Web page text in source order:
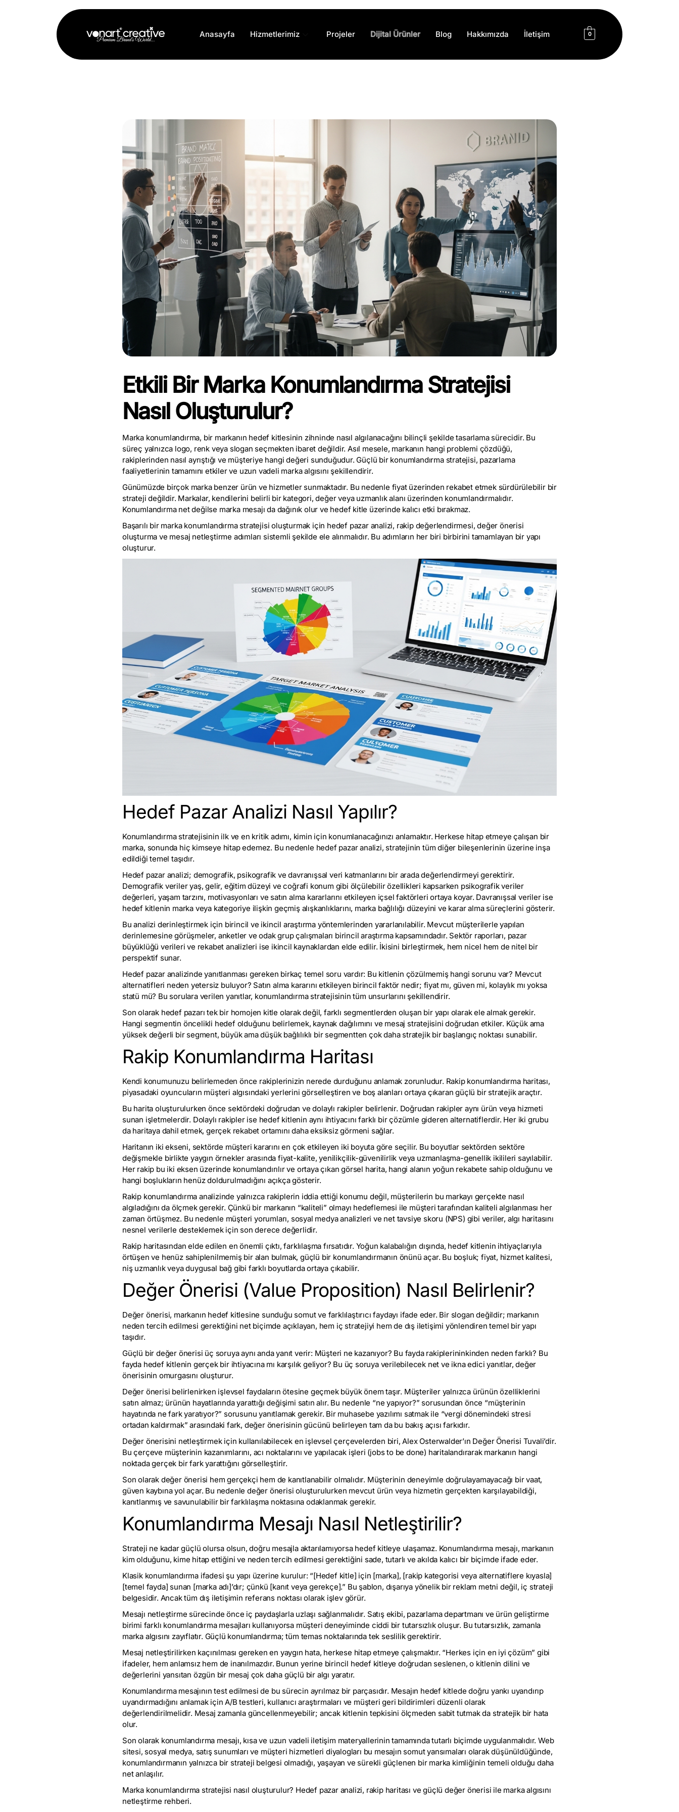
Anasayfa Hizmetlerimiz Projeler Dijital Ürünler Blog Hakkımızda İletişim 0
Etkili Bir Marka Konumlandırma Stratejisi
Nasıl Oluşturulur?
Marka konumlandırma, bir markanın hedef kitlesinin zihninde nasıl algılanacağını bilinçli şekilde tasarlama sürecidir. Bu
süreç yalnızca logo, renk veya slogan seçmekten ibaret değildir. Asıl mesele, markanın hangi problemi çözdüğü,
rakiplerinden nasıl ayrıştığı ve müşteriye hangi değeri sunduğudur. Güçlü bir konumlandırma stratejisi, pazarlama
faaliyetlerinin tamamını etkiler ve uzun vadeli marka algısını şekillendirir.
Günümüzde birçok marka benzer ürün ve hizmetler sunmaktadır. Bu nedenle fiyat üzerinden rekabet etmek sürdürülebilir bir
strateji değildir. Markalar, kendilerini belirli bir kategori, değer veya uzmanlık alanı üzerinden konumlandırmalıdır.
Konumlandırma net değilse marka mesajı da dağınık olur ve hedef kitle üzerinde kalıcı etki bırakmaz.
Başarılı bir marka konumlandırma stratejisi oluşturmak için hedef pazar analizi, rakip değerlendirmesi, değer önerisi
oluşturma ve mesaj netleştirme adımları sistemli şekilde ele alınmalıdır. Bu adımların her biri birbirini tamamlayan bir yapı
oluşturur.
Hedef Pazar Analizi Nasıl Yapılır?
Konumlandırma stratejisinin ilk ve en kritik adımı, kimin için konumlanacağınızı anlamaktır. Herkese hitap etmeye çalışan bir
marka, sonunda hiç kimseye hitap edemez. Bu nedenle hedef pazar analizi, stratejinin tüm diğer bileşenlerinin üzerine inşa
edildiği temel taşıdır.
Hedef pazar analizi; demografik, psikografik ve davranışsal veri katmanlarını bir arada değerlendirmeyi gerektirir.
Demografik veriler yaş, gelir, eğitim düzeyi ve coğrafi konum gibi ölçülebilir özellikleri kapsarken psikografik veriler
değerleri, yaşam tarzını, motivasyonları ve satın alma kararlarını etkileyen içsel faktörleri ortaya koyar. Davranışsal veriler ise
hedef kitlenin marka veya kategoriye ilişkin geçmiş alışkanlıklarını, marka bağlılığı düzeyini ve karar alma süreçlerini gösterir.
Bu analizi derinleştirmek için birincil ve ikincil araştırma yöntemlerinden yararlanılabilir. Mevcut müşterilerle yapılan
derinlemesine görüşmeler, anketler ve odak grup çalışmaları birincil araştırma kapsamındadır. Sektör raporları, pazar
büyüklüğü verileri ve rekabet analizleri ise ikincil kaynaklardan elde edilir. İkisini birleştirmek, hem nicel hem de nitel bir
perspektif sunar.
Hedef pazar analizinde yanıtlanması gereken birkaç temel soru vardır: Bu kitlenin çözülmemiş hangi sorunu var? Mevcut
alternatifleri neden yetersiz buluyor? Satın alma kararını etkileyen birincil faktör nedir; fiyat mı, güven mi, kolaylık mı yoksa
statü mü? Bu sorulara verilen yanıtlar, konumlandırma stratejisinin tüm unsurlarını şekillendirir.
Son olarak hedef pazarı tek bir homojen kitle olarak değil, farklı segmentlerden oluşan bir yapı olarak ele almak gerekir.
Hangi segmentin öncelikli hedef olduğunu belirlemek, kaynak dağılımını ve mesaj stratejisini doğrudan etkiler. Küçük ama
yüksek değerli bir segment, büyük ama düşük bağlılıklı bir segmentten çok daha stratejik bir başlangıç noktası sunabilir.
Rakip Konumlandırma Haritası
Kendi konumunuzu belirlemeden önce rakiplerinizin nerede durduğunu anlamak zorunludur. Rakip konumlandırma haritası,
piyasadaki oyuncuların müşteri algısındaki yerlerini görselleştiren ve boş alanları ortaya çıkaran güçlü bir stratejik araçtır.
Bu harita oluşturulurken önce sektördeki doğrudan ve dolaylı rakipler belirlenir. Doğrudan rakipler aynı ürün veya hizmeti
sunan işletmelerdir. Dolaylı rakipler ise hedef kitlenin aynı ihtiyacını farklı bir çözümle gideren alternatiflerdir. Her iki grubu
da haritaya dahil etmek, gerçek rekabet ortamını daha eksiksiz görmeni sağlar.
Haritanın iki ekseni, sektörde müşteri kararını en çok etkileyen iki boyuta göre seçilir. Bu boyutlar sektörden sektöre
değişmekle birlikte yaygın örnekler arasında fiyat-kalite, yenilikçilik-güvenilirlik veya uzmanlaşma-genellik ikilileri sayılabilir.
Her rakip bu iki eksen üzerinde konumlandırılır ve ortaya çıkan görsel harita, hangi alanın yoğun rekabete sahip olduğunu ve
hangi boşlukların henüz doldurulmadığını açıkça gösterir.
Rakip konumlandırma analizinde yalnızca rakiplerin iddia ettiği konumu değil, müşterilerin bu markayı gerçekte nasıl
algıladığını da ölçmek gerekir. Çünkü bir markanın “kaliteli” olmayı hedeflemesi ile müşteri tarafından kaliteli algılanması her
zaman örtüşmez. Bu nedenle müşteri yorumları, sosyal medya analizleri ve net tavsiye skoru (NPS) gibi veriler, algı haritasını
nesnel verilerle desteklemek için son derece değerlidir.
Rakip haritasından elde edilen en önemli çıktı, farklılaşma fırsatıdır. Yoğun kalabalığın dışında, hedef kitlenin ihtiyaçlarıyla
örtüşen ve henüz sahiplenilmemiş bir alan bulmak, güçlü bir konumlandırmanın önünü açar. Bu boşluk; fiyat, hizmet kalitesi,
niş uzmanlık veya duygusal bağ gibi farklı boyutlarda ortaya çıkabilir.
Değer Önerisi (Value Proposition) Nasıl Belirlenir?
Değer önerisi, markanın hedef kitlesine sunduğu somut ve farklılaştırıcı faydayı ifade eder. Bir slogan değildir; markanın
neden tercih edilmesi gerektiğini net biçimde açıklayan, hem iç stratejiyi hem de dış iletişimi yönlendiren temel bir yapı
taşıdır.
Güçlü bir değer önerisi üç soruya aynı anda yanıt verir: Müşteri ne kazanıyor? Bu fayda rakiplerininkinden neden farklı? Bu
fayda hedef kitlenin gerçek bir ihtiyacına mı karşılık geliyor? Bu üç soruya verilebilecek net ve ikna edici yanıtlar, değer
önerisinin omurgasını oluşturur.
Değer önerisi belirlenirken işlevsel faydaların ötesine geçmek büyük önem taşır. Müşteriler yalnızca ürünün özelliklerini
satın almaz; ürünün hayatlarında yarattığı değişimi satın alır. Bu nedenle “ne yapıyor?” sorusundan önce “müşterinin
hayatında ne fark yaratıyor?” sorusunu yanıtlamak gerekir. Bir muhasebe yazılımı satmak ile “vergi dönemindeki stresi
ortadan kaldırmak” arasındaki fark, değer önerisinin gücünü belirleyen tam da bu bakış açısı farkıdır.
Değer önerisini netleştirmek için kullanılabilecek en işlevsel çerçevelerden biri, Alex Osterwalder’ın Değer Önerisi Tuvali’dir.
Bu çerçeve müşterinin kazanımlarını, acı noktalarını ve yapılacak işleri (jobs to be done) haritalandırarak markanın hangi
noktada gerçek bir fark yarattığını görselleştirir.
Son olarak değer önerisi hem gerçekçi hem de kanıtlanabilir olmalıdır. Müşterinin deneyimle doğrulayamayacağı bir vaat,
güven kaybına yol açar. Bu nedenle değer önerisi oluşturulurken mevcut ürün veya hizmetin gerçekten karşılayabildiği,
kanıtlanmış ve savunulabilir bir farklılaşma noktasına odaklanmak gerekir.
Konumlandırma Mesajı Nasıl Netleştirilir?
Strateji ne kadar güçlü olursa olsun, doğru mesajla aktarılamıyorsa hedef kitleye ulaşamaz. Konumlandırma mesajı, markanın
kim olduğunu, kime hitap ettiğini ve neden tercih edilmesi gerektiğini sade, tutarlı ve akılda kalıcı bir biçimde ifade eder.
Klasik konumlandırma ifadesi şu yapı üzerine kurulur: “[Hedef kitle] için [marka], [rakip kategorisi veya alternatiflere kıyasla]
[temel fayda] sunan [marka adı]’dır; çünkü [kanıt veya gerekçe].” Bu şablon, dışarıya yönelik bir reklam metni değil, iç strateji
belgesidir. Ancak tüm dış iletişimin referans noktası olarak işlev görür.
Mesajı netleştirme sürecinde önce iç paydaşlarla uzlaşı sağlanmalıdır. Satış ekibi, pazarlama departmanı ve ürün geliştirme
birimi farklı konumlandırma mesajları kullanıyorsa müşteri deneyiminde ciddi bir tutarsızlık oluşur. Bu tutarsızlık, zamanla
marka algısını zayıflatır. Güçlü konumlandırma; tüm temas noktalarında tek seslilik gerektirir.
Mesaj netleştirilirken kaçınılması gereken en yaygın hata, herkese hitap etmeye çalışmaktır. “Herkes için en iyi çözüm” gibi
ifadeler, hem anlamsız hem de inanılmazdır. Bunun yerine birincil hedef kitleye doğrudan seslenen, o kitlenin dilini ve
değerlerini yansıtan özgün bir mesaj çok daha güçlü bir algı yaratır.
Konumlandırma mesajının test edilmesi de bu sürecin ayrılmaz bir parçasıdır. Mesajın hedef kitlede doğru yankı uyandırıp
uyandırmadığını anlamak için A/B testleri, kullanıcı araştırmaları ve müşteri geri bildirimleri düzenli olarak
değerlendirilmelidir. Mesaj zamanla güncellenmeyebilir; ancak kitlenin tepkisini ölçmeden sabit tutmak da stratejik bir hata
olur.
Son olarak konumlandırma mesajı, kısa ve uzun vadeli iletişim materyallerinin tamamında tutarlı biçimde uygulanmalıdır. Web
sitesi, sosyal medya, satış sunumları ve müşteri hizmetleri diyalogları bu mesajın somut yansımaları olarak düşünüldüğünde,
konumlandırmanın yalnızca bir strateji belgesi olmadığı, yaşayan ve sürekli güçlenen bir marka kimliğinin temeli olduğu daha
net anlaşılır.
Marka konumlandırma stratejisi nasıl oluşturulur? Hedef pazar analizi, rakip haritası ve güçlü değer önerisi ile marka algısını
netleştirme rehberi.